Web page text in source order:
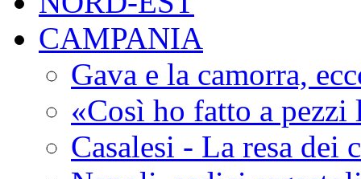
CAMPANIA
Gava e la camorra,
«Così ho fatto a pezzi
Casalesi - La resa dei